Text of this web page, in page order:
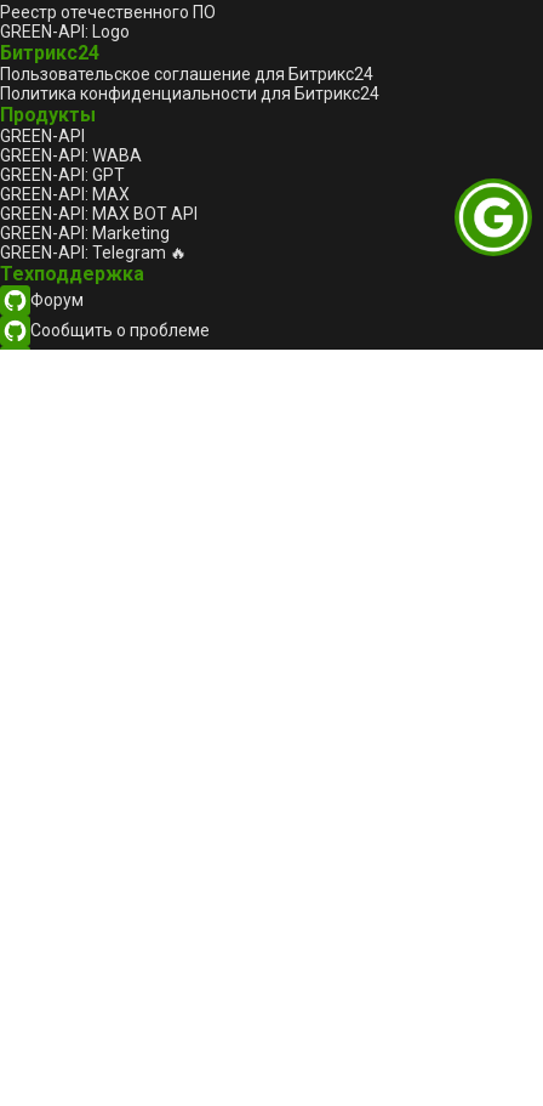
Реестр отечественного ПО
GREEN-API: Logo
Битрикс24
Пользовательское соглашение для Битрикс24
Политика конфиденциальности для Битрикс24
Продукты
GREEN-API
GREEN-API: WABA
GREEN-API: GPT
GREEN-API: MAX
GREEN-API: MAX BOT API
GREEN-API: Marketing
GREEN-API: Telegram 🔥
Техподдержка
Форум
Сообщить о проблеме